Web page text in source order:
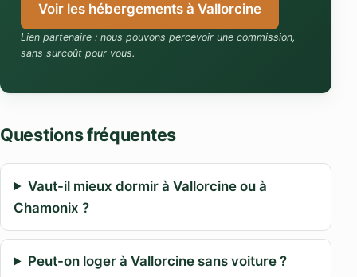
Voir les hébergements à Vallorcine
Lien partenaire : nous pouvons percevoir une commission,
sans surcoût pour vous.
Questions fréquentes
Vaut-il mieux dormir à Vallorcine ou à
Chamonix ?
Peut-on loger à Vallorcine sans voiture ?